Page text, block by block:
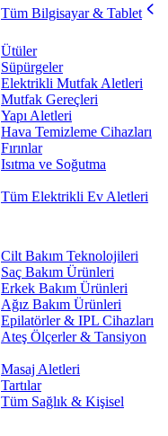
Tüm Bilgisayar & Tablet
Ütüler
Süpürgeler
Elektrikli Mutfak Aletleri
Mutfak Gereçleri
Yapı Aletleri
Hava Temizleme Cihazları
Fırınlar
Isıtma ve Soğutma
Tüm Elektrikli Ev Aletleri
Cilt Bakım Teknolojileri
Saç Bakım Ürünleri
Erkek Bakım Ürünleri
Ağız Bakım Ürünleri
Epilatörler & IPL Cihazları
Ateş Ölçerler & Tansiyon
Masaj Aletleri
Tartılar
Tüm Sağlık & Kişisel